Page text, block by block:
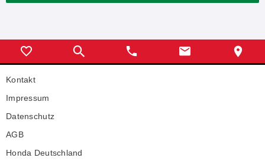
Kontakt
Impressum
Datenschutz
AGB
Honda Deutschland